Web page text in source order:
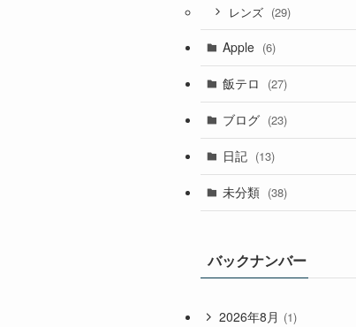
レンズ (29)
Apple (6)
飯テロ (27)
ブログ (23)
日記 (13)
未分類 (38)
バックナンバー
2026年8月 (1)